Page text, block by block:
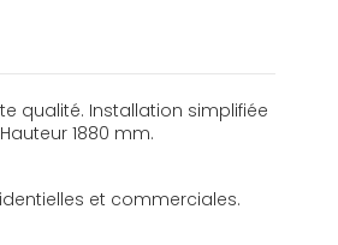
qualité. Installation simplifiée
1880 mm.
et commerciales.